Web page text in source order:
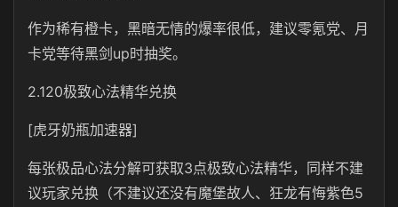
作为稀有橙卡，黑暗无情的爆率很低，建议零氪党、月
卡党等待黑剑up时抽奖。
2.120极致心法精华兑换
[虎牙奶瓶加速器]
每张极品心法分解可获取3点极致心法精华，同样不建
议玩家兑换（不建议还没有魔堡故人、狂龙有悔紫色5